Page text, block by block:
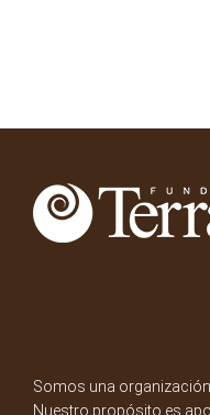
Somos una
Nuestro propósito es